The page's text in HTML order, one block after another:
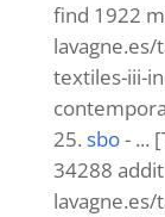
find 1922
textiles-iii-
sbo- ...
34288